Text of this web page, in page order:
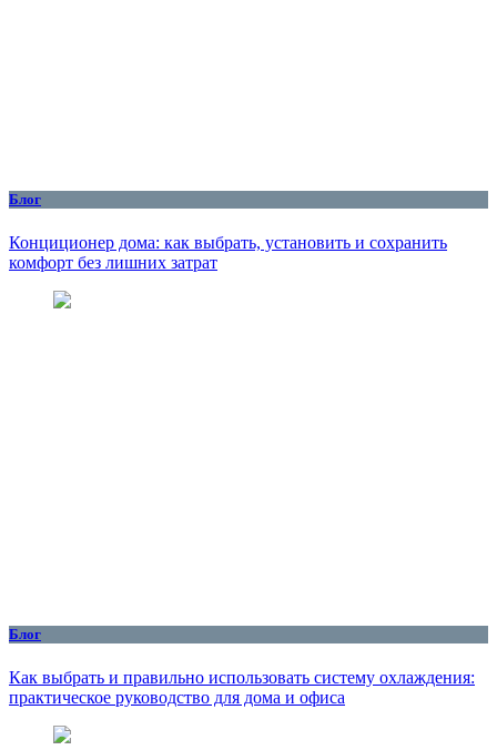
Блог
Конциционер дома: как выбрать, установить и сохранить
комфорт без лишних затрат
Блог
Как выбрать и правильно использовать систему охлаждения:
практическое руководство для дома и офиса